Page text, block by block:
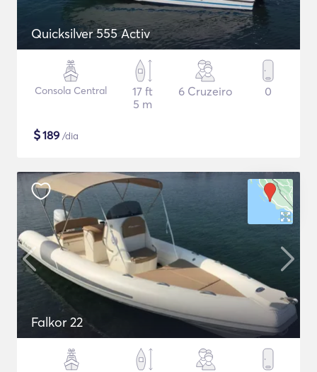
Quicksilver 555 Activ
Consola Central
17 ft
5 m
6 Cruzeiro 0
$189 /dia
Falkor 22